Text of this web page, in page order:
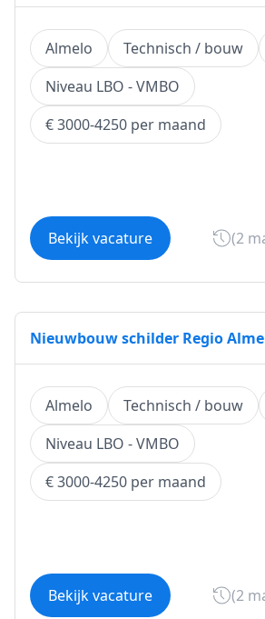
Almelo Technisch / bouw
Niveau LBO - VMBO
€ 3000-4250 per maand
Bekijk vacature (2
Nieuwbouw schilder Regio
Almelo Technisch / bouw
Niveau LBO - VMBO
€ 3000-4250 per maand
Bekijk vacature (2